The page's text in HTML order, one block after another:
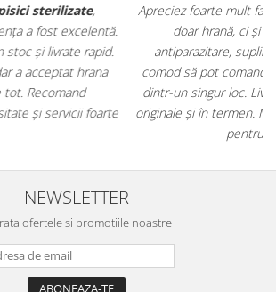
faptul că peehranaanimale.rogăsesc nu
și produse dinfarmacia veterinară:
și soluții de îngrijire. Este foarte
tot ce am nevoie pentru animalul meu
Livrarea a fost rapidă, iar produsele au fost
Magazin serios, bine organizat și foarte util
NEWSLETTER
ofertele si promotiile noastre